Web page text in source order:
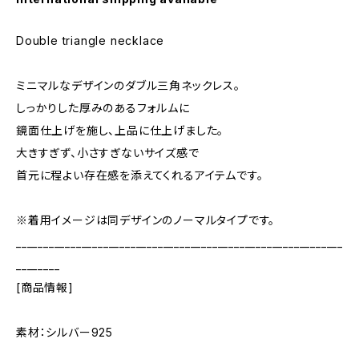
Double triangle necklace
ミニマルなデザインのダブル三角ネックレス。
しっかりした厚みのあるフォルムに
鏡面仕上げを施し、上品に仕上げました。
大きすぎず、小さすぎないサイズ感で
首元に程よい存在感を添えてくれるアイテムです。
※着用イメージは同デザインのノーマルタイプです。
[商品情報]
素材：シルバー925